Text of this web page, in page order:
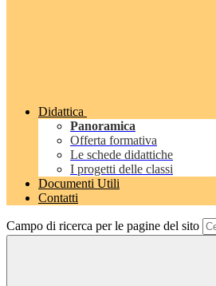
Didattica
Panoramica
Offerta formativa
Le schede didattiche
I progetti delle classi
Documenti Utili
Contatti
Campo di ricerca per le pagine del sito